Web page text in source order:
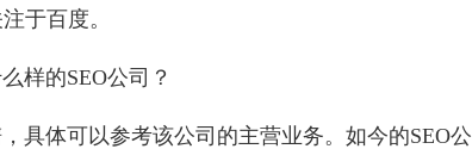
于百度。
样的SEO公司？
具体可以参考该公司的主营业务。如今的SEO公